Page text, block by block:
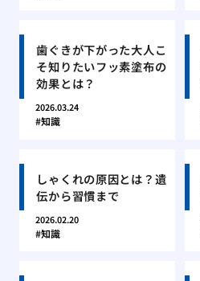
歯ぐきが下がった大人こ
そ知りたいフッ素塗布の
効果とは？
2026.03.24
知識
しゃくれの原因とは？遺
伝から習慣まで
2026.02.20
知識